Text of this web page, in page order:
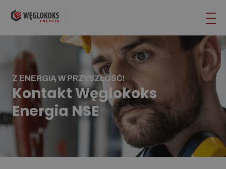
Z ENERGIĄ W PRZYSZŁOŚĆ!
Kontakt Węglokoks
Energia NSE